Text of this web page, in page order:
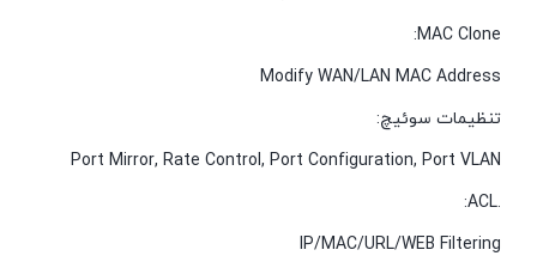
MAC Clone:
Modify WAN/LAN MAC Address
تنظیمات سوئیچ:
Port Mirror, Rate Control, Port Configuration, Port VLAN
.ACL:
IP/MAC/URL/WEB Filtering